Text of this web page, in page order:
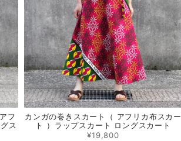
フ
ス
カンガの巻きスカート（ アフリカ布スカー
ト ）ラップスカート ロングスカート
¥19,800